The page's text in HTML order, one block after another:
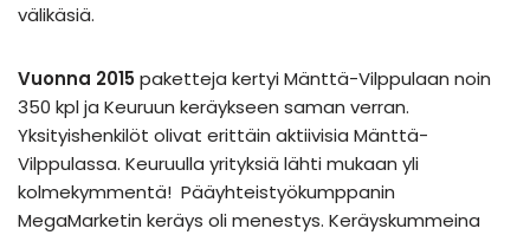
välikäsiä.
Vuonna 2015 paketteja kertyi Mänttä-Vilppulaan noin
350 kpl ja Keuruun keräykseen saman verran.
Yksityishenkilöt olivat erittäin aktiivisia Mänttä-
Vilppulassa. Keuruulla yrityksiä lähti mukaan yli
kolmekymmentä! Pääyhteistyökumppanin
MegaMarketin keräys oli menestys. Keräyskummeina